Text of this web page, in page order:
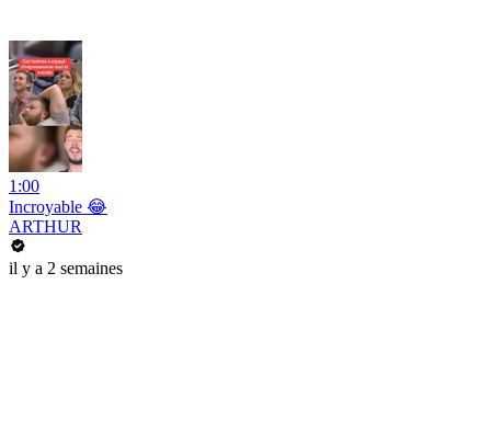
1:00
Incroyable 😂
ARTHUR
il y a 2 semaines